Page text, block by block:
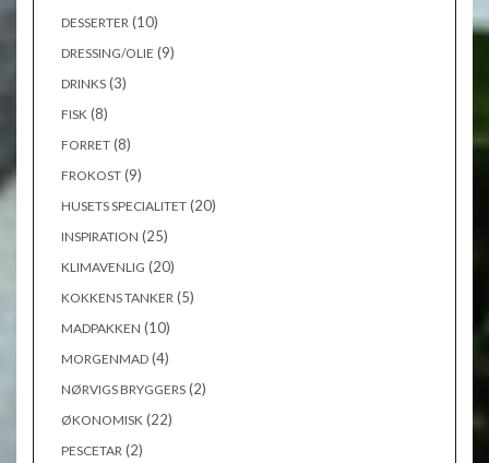
DESSERTER (10)
DRESSING/OLIE (9)
DRINKS (3)
FISK (8)
FORRET (8)
FROKOST (9)
HUSETS SPECIALITET (20)
INSPIRATION (25)
KLIMAVENLIG (20)
KOKKENS TANKER (5)
MADPAKKEN (10)
MORGENMAD (4)
NØRVIGS BRYGGERS (2)
ØKONOMISK (22)
PESCETAR (2)